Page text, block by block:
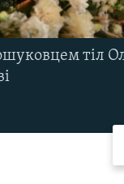
тіл